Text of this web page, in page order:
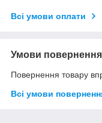
Всі умови оплати
Умови повернення
Повернення товару
Всі умови